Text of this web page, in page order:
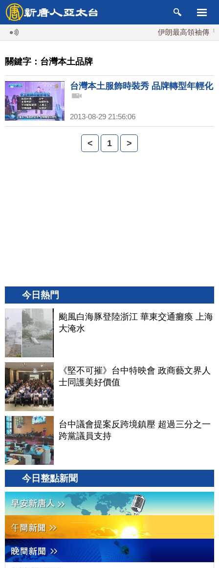
伊朗最高領袖傳「
關鍵字：台灣本土品牌
台灣本土服飾時裝秀 品牌轉型年輕化
2013-08-29 21:56:06
< 1 >
今日熱門
颱風白海豚登陸浙江 華東交通癱瘓 上海
大淹水
《堅不可摧》台中特映會 政商藝文界人
士同護美好價值
台中議會提案反跨境鎮壓 超過三分之一
跨黨議員支持
今日整點新聞